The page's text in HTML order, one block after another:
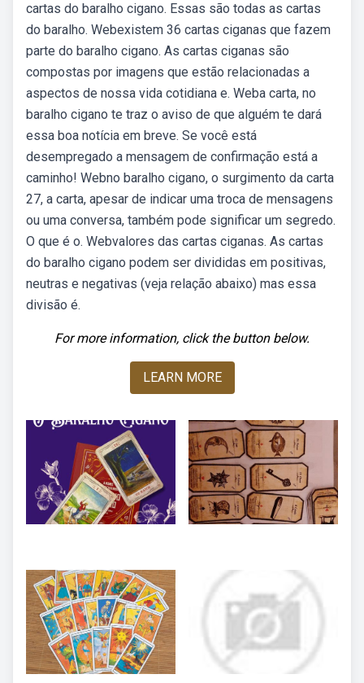
cartas do baralho cigano. Essas são todas as cartas
do baralho. Webexistem 36 cartas ciganas que fazem
parte do baralho cigano. As cartas ciganas são
compostas por imagens que estão relacionadas a
aspectos de nossa vida cotidiana e. Weba carta, no
baralho cigano te traz o aviso de que alguém te dará
essa boa notícia em breve. Se você está
desempregado a mensagem de confirmação está a
caminho! Webno baralho cigano, o surgimento da carta
27, a carta, apesar de indicar uma troca de mensagens
ou uma conversa, também pode significar um segredo.
O que é o. Webvalores das cartas ciganas. As cartas
do baralho cigano podem ser divididas em positivas,
neutras e negativas (veja relação abaixo) mas essa
divisão é.
For more information, click the button below.
LEARN MORE